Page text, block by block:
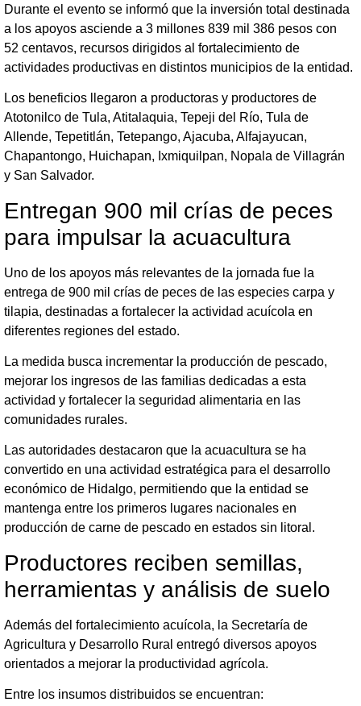
Durante el evento se informó que la inversión total destinada
a los apoyos asciende a 3 millones 839 mil 386 pesos con
52 centavos, recursos dirigidos al fortalecimiento de
actividades productivas en distintos municipios de la entidad.
Los beneficios llegaron a productoras y productores de
Atotonilco de Tula, Atitalaquia, Tepeji del Río, Tula de
Allende, Tepetitlán, Tetepango, Ajacuba, Alfajayucan,
Chapantongo, Huichapan, Ixmiquilpan, Nopala de Villagrán
y San Salvador.
Entregan 900 mil crías de peces
para impulsar la acuacultura
Uno de los apoyos más relevantes de la jornada fue la
entrega de 900 mil crías de peces de las especies carpa y
tilapia, destinadas a fortalecer la actividad acuícola en
diferentes regiones del estado.
La medida busca incrementar la producción de pescado,
mejorar los ingresos de las familias dedicadas a esta
actividad y fortalecer la seguridad alimentaria en las
comunidades rurales.
Las autoridades destacaron que la acuacultura se ha
convertido en una actividad estratégica para el desarrollo
económico de Hidalgo, permitiendo que la entidad se
mantenga entre los primeros lugares nacionales en
producción de carne de pescado en estados sin litoral.
Productores reciben semillas,
herramientas y análisis de suelo
Además del fortalecimiento acuícola, la Secretaría de
Agricultura y Desarrollo Rural entregó diversos apoyos
orientados a mejorar la productividad agrícola.
Entre los insumos distribuidos se encuentran: